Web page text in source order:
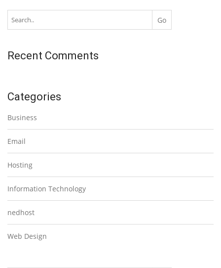
Recent Comments
Categories
Business
Email
Hosting
Information Technology
nedhost
Web Design